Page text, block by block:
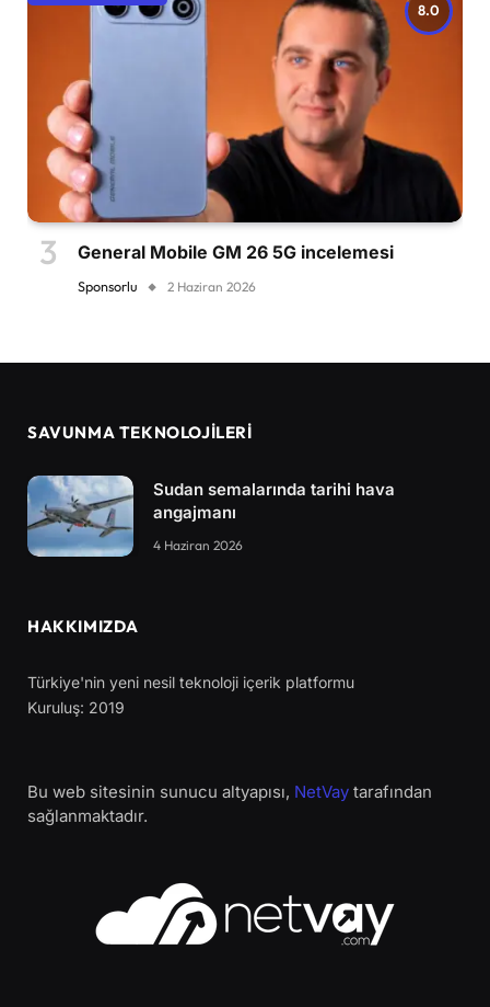
8.0
General Mobile GM 26 5G incelemesi
Sponsorlu 2 Haziran 2026
SAVUNMA TEKNOLOJİLERİ
Sudan semalarında tarihi hava
angajmanı
4 Haziran 2026
HAKKIMIZDA
Türkiye'nin yeni nesil teknoloji içerik platformu
Kuruluş: 2019
Bu web sitesinin sunucu altyapısı, NetVay tarafından
sağlanmaktadır.